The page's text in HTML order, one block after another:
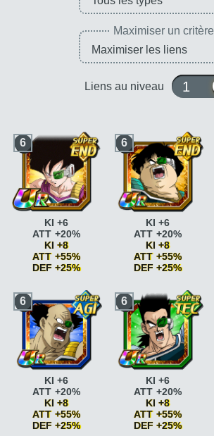
Maximiser un critère
Liens au niveau 1 ou 10
6
Fierté saiyan
ATT
+15%
Fierté saiyanATT
+20%
Race saiyanATT
+5%
Race saiyanATT
+10%
Briser la limite
Briser la limiteKI +2
ATT +5% DEF +5%
Paré au combat
+2
KI +6
ATT +20%
KI +8
ATT +55%
DEF +25%
6
Fierté saiyan
ATT
+15%
Fierté saiyanATT
+20%
Race saiyanATT
+5%
Race saiyanATT
+10%
Briser la limite
Briser la limiteKI +2
ATT +5% DEF +5%
Paré au combat
+2
KI +6
ATT +20%
KI +8
ATT +55%
DEF +25%
6
KI +6
ATT +20%
KI +8
ATT +55%
DEF +25%
6
KI +6
ATT +20%
KI +8
ATT +55%
DEF +25%